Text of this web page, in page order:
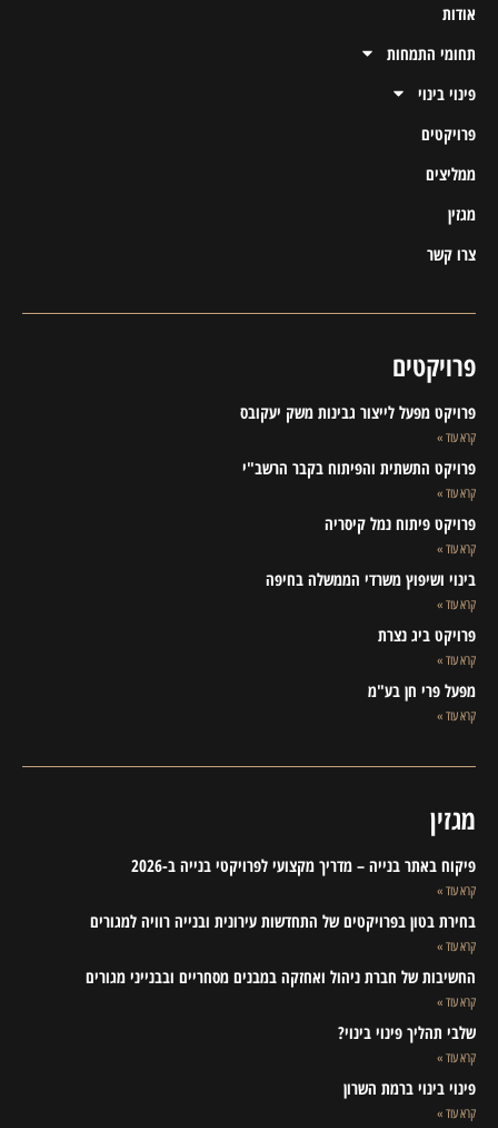
אודות
תחומי התמחות
פינוי בינוי
פרויקטים
ממליצים
מגזין
צרו קשר
פרויקטים
פרויקט מפעל לייצור גבינות משק יעקובס
קרא עוד »
פרויקט התשתית והפיתוח בקבר הרשב"י
קרא עוד »
פרויקט פיתוח נמל קיסריה
קרא עוד »
בינוי ושיפוץ משרדי הממשלה בחיפה
קרא עוד »
פרויקט ביג נצרת
קרא עוד »
מפעל פרי חן בע"מ
קרא עוד »
מגזין
פיקוח באתר בנייה – מדריך מקצועי לפרויקטי בנייה ב-2026
קרא עוד »
בחירת בטון בפרויקטים של התחדשות עירונית ובנייה רוויה למגורים
קרא עוד »
החשיבות של חברת ניהול ואחזקה במבנים מסחריים ובבנייני מגורים
קרא עוד »
שלבי תהליך פינוי בינוי?
קרא עוד »
פינוי בינוי ברמת השרון
קרא עוד »